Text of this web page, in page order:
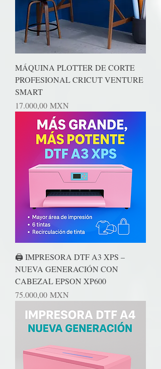
MÁQUINA PLOTTER DE CORTE
PROFESIONAL CRICUT VENTURE
SMART
Precio
17.000,00 MXN
🖨️ IMPRESORA DTF A3 XPS –
NUEVA GENERACIÓN CON
CABEZAL EPSON XP600
Precio
75.000,00 MXN